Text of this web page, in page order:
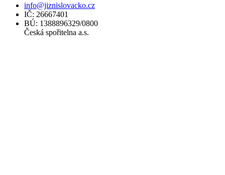
info@jiznislovacko.cz
IČ: 26667401
BÚ: 1388896329/0800
Česká spořitelna a.s.